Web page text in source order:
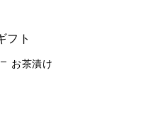
フト
お茶漬け